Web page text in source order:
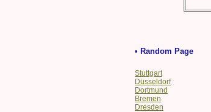
• Random Page
Stuttgart
Düsseldorf
Dortmund
Bremen
Dresden